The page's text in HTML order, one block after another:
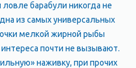
барабули никогда не
из самых универсальных
мелкой жирной рыбы
почти не вызывают.
наживку, при прочих